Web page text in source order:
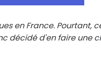
en France.
décidé d'en faire une